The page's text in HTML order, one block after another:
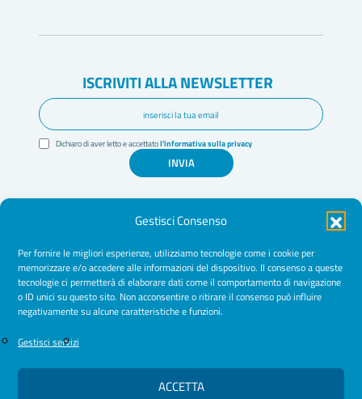
Gestisci Consenso
Per fornire le migliori esperienze, utilizziamo tecnologie come i cookie per
memorizzare e/o accedere alle informazioni del dispositivo. Il consenso a queste
tecnologie ci permetterà di elaborare dati come il comportamento di navigazione
o ID unici su questo sito. Non acconsentire o ritirare il consenso può influire
negativamente su alcune caratteristiche e funzioni.
Gestisci servizi
ACCETTA
ISCRIVITI ALLA NEWSLETTER
Dichiaro di aver letto e accettatol'informativa sulla privacy
INVIA
Amministrazione Trasparente
Normative
Cookie Policy
Privacy Policy